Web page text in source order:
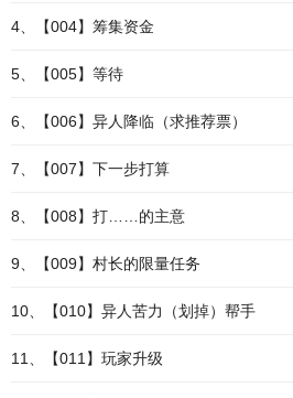
4、【004】筹集资金
5、【005】等待
6、【006】异人降临（求推荐票）
7、【007】下一步打算
8、【008】打……的主意
9、【009】村长的限量任务
10、【010】异人苦力（划掉）帮手
11、【011】玩家升级